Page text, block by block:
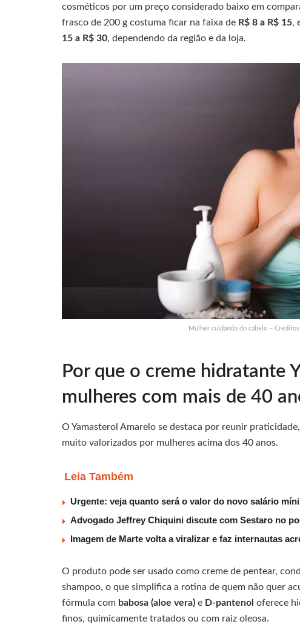
cosméticos por um preço considerado baixo em
frasco de 200 g costuma ficar na faixa de R$ 8 a R$ 15,
15 a R$ 30, dependendo da região e da loja.
Mulher cuidando do cabelo –
Por que o creme hidratante
mulheres com mais de 40
O Yamasterol Amarelo se destaca por reunir
muito valorizados por mulheres acima dos 40 anos.
Leia Também
Urgente: veja quanto será o valor do novo salário
Advogado Jeffrey Chiquini discute com Sestaro no
Imagem de Marte volta a viralizar e faz internautas
O produto pode ser usado como creme de pentear,
shampoo, o que simplifica a rotina de quem não quer
fórmula com babosa (aloe vera) e D-pantenol oferece
finos, quimicamente tratados ou com raiz oleosa.